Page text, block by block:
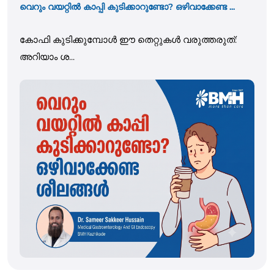
വെറും വയറ്റിൽ കാപ്പി കുടിക്കാറുണ്ടോ? ഒഴിവാക്കേണ്ട ...
കോഫി കുടിക്കുമ്പോൾ ഈ തെറ്റുകൾ വരുത്തരുത്:
അറിയാം ശ...